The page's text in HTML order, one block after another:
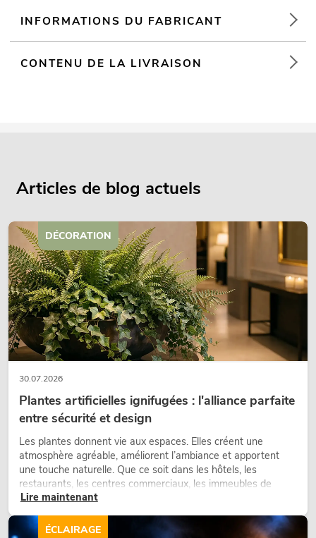
INFORMATIONS DU FABRICANT
CONTENU DE LA LIVRAISON
Articles de blog actuels
30.07.2026
Plantes artificielles ignifugées : l'alliance parfaite
entre sécurité et design
Les plantes donnent vie aux espaces. Elles créent une
atmosphère agréable, améliorent l’ambiance et apportent
une touche naturelle. Que ce soit dans les hôtels, les
restaurants, les centres commerciaux, les immeubles de
bureaux ou sur les stands d’exposition, une végétalisation de
qualité fait depuis longtemps partie intégrante des concepts
d’aménagement modernes.
Lire maintenant
DÉCORATION
ÉCLAIRAGE